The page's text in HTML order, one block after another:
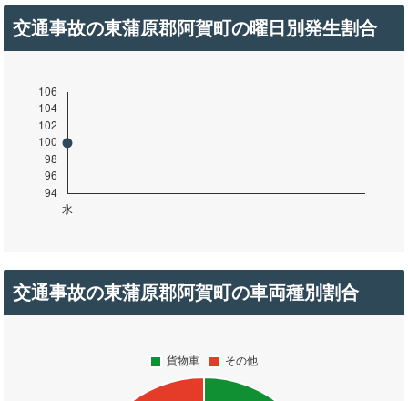
交通事故の東蒲原郡阿賀町の曜日別発生割合
交通事故の東蒲原郡阿賀町の車両種別割合